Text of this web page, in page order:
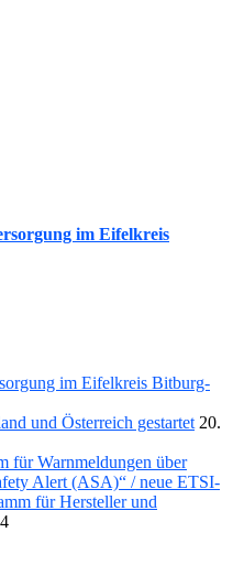
im Eifelkreis
im Eifelkreis Bitburg-
und Österreich gestartet 20.
für Warnmeldungen über
Alert (ASA)“ / neue ETSI-
für Hersteller und